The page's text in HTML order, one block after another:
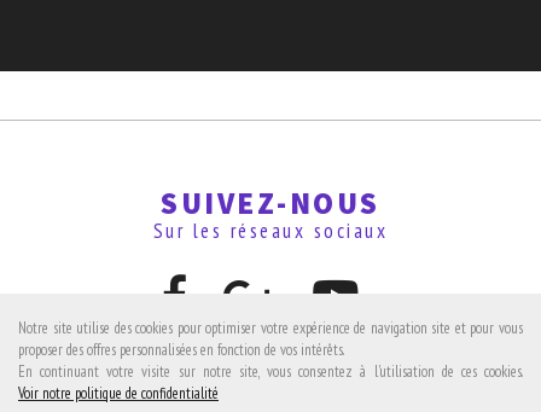
SUIVEZ-NOUS
Sur les réseaux sociaux
Notre site utilise des cookies pour optimiser votre expérience de navigation site et pour vous
proposer des offres personnalisées en fonction de vos intérêts.
En continuant votre visite sur notre site, vous consentez à l'utilisation de ces cookies.
Voir notre politique de confidentialité